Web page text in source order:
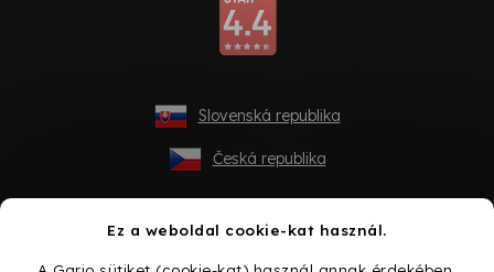
Ez a weboldal cookie-kat használ.
Slovenská republika
Česká republika